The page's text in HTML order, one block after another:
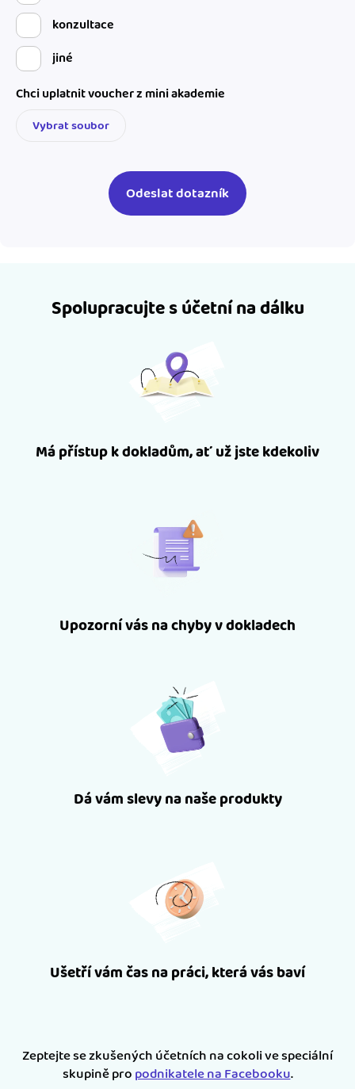
konzultace
jiné
Chci uplatnit voucher z mini akademie
Vybrat soubor
Spolupracujte s účetní na dálku
Má přístup k dokladům, ať už jste kdekoliv
Upozorní vás na chyby v dokladech
Dá vám slevy na naše produkty
Ušetří vám čas na práci, která vás baví
Zeptejte se zkušených účetních na cokoli ve speciální
skupině propodnikatele na Facebooku.